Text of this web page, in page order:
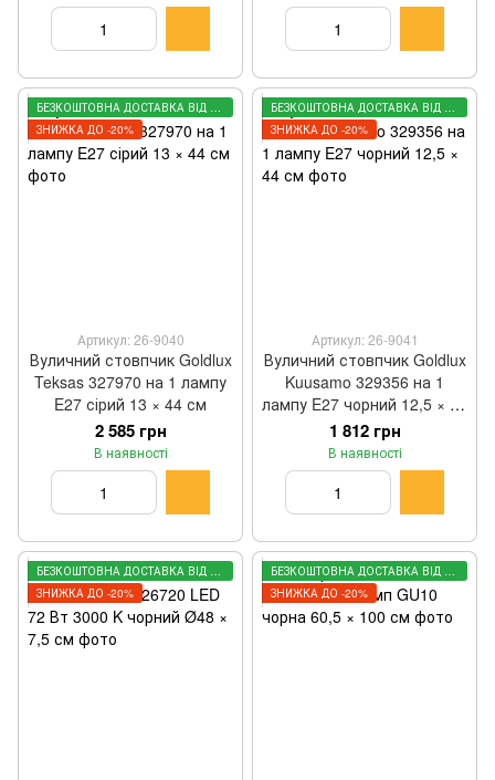
БЕЗКОШТОВНА ДОСТАВКА ВІД 3000 ГРН
ЗНИЖКА ДО -20%
Артикул: 26-9040
Вуличний стовпчик Goldlux
Teksas 327970 на 1 лампу
E27 сірий 13 × 44 см
2 585 грн
В наявності
БЕЗКОШТОВНА ДОСТАВКА ВІД 3000 ГРН
ЗНИЖКА ДО -20%
Артикул: 26-9041
Вуличний стовпчик Goldlux
Kuusamo 329356 на 1
лампу E27 чорний 12,5 × 44
см
1 812 грн
В наявності
БЕЗКОШТОВНА ДОСТАВКА ВІД 3000 ГРН
ЗНИЖКА ДО -20%
БЕЗКОШТОВНА ДОСТАВКА ВІД 3000 ГРН
ЗНИЖКА ДО -20%